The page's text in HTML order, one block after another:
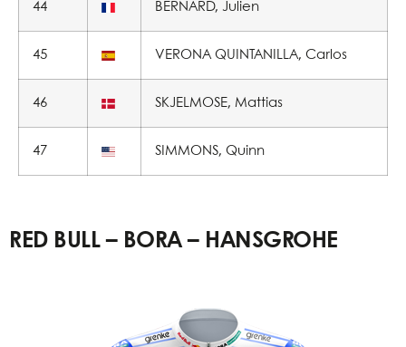
44 BERNARD, Julien
45 VERONA QUINTANILLA, Carlos
46 SKJELMOSE, Mattias
47 SIMMONS, Quinn
RED BULL – BORA – HANSGROHE